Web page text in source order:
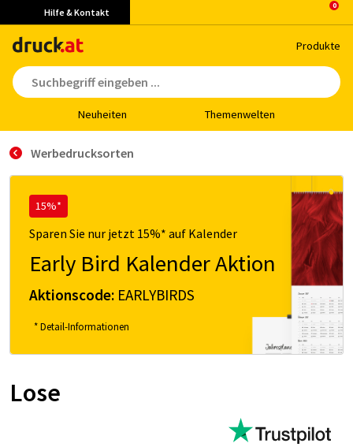
Hilfe & Kontakt
Pro­duk­te
Neu­hei­ten The­men­wel­ten
Werbedrucksorten
15%*
Sparen Sie nur jetzt 15%* auf Kalender
Early Bird Kalender Aktion
Aktionscode: EARLYBIRDS
* Detail-Informationen
Lose